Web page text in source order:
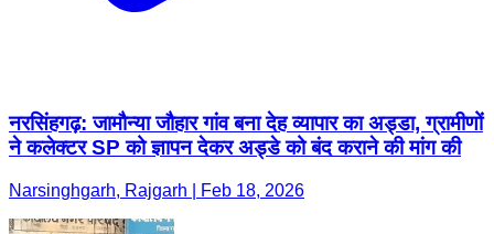
नरसिंहगढ़: जामौन्या जौहार गांव बना देह व्यापार का अड्डा, ग्रामीणों
ने कलेक्टर SP को ज्ञापन देकर अड्डे को बंद कराने की मांग की
Narsinghgarh, Rajgarh | Feb 18, 2026